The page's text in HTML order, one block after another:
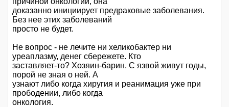
доказанно инициирует предраковые заболевания.
Без нее этих заболеваний
просто не будет.
Не вопрос - не лечите ни хеликобактер ни
уреаплазму, денег сбережете. Кто
заставляет-то? Хозяин-барин. С язвой живут годы,
порой не зная о ней. А
узнают либо когда хиругия и реанимация уже при
прободении, либо когда
онкология.